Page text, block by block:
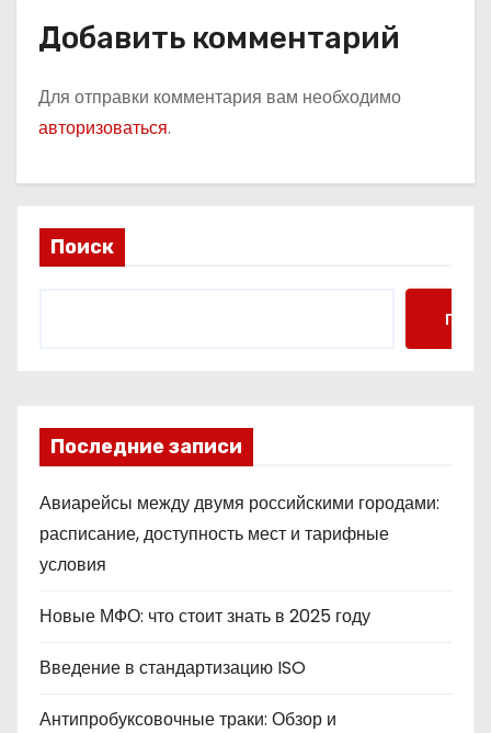
Добавить комментарий
Для отправки комментария вам необходимо
авторизоваться.
Поиск
Поиск
Последние записи
Авиарейсы между двумя российскими городами:
расписание, доступность мест и тарифные
условия
Новые МФО: что стоит знать в 2025 году
Введение в стандартизацию ISO
Антипробуксовочные траки: Обзор и